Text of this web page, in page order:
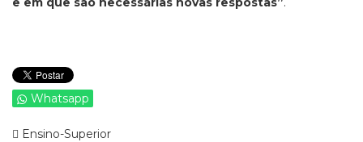
Whatsapp
Ensino-Superior